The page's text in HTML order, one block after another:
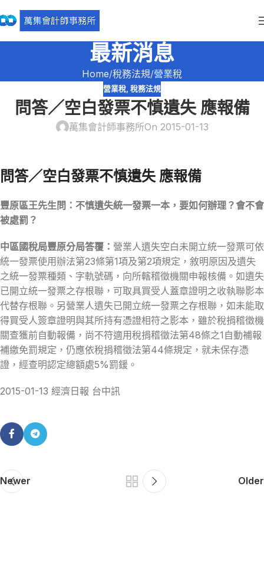
最新消息
Home 稅務法規 營業稅
營業稅, 稅務法規
問答／空白發票不慎遺失 應報備
萬集會計師事務所On 2015-01-13
問答／空白發票不慎遺失 應報備
豐原區王先生問：不慎遺失統一發票一本，要如何辦理？會不會
被處罰？
中區國稅局豐原分局答覆： 營業人遺失空白未開立統一發票可依
統一發票使用辦法第23條第1項及第2項規定，敘明原因及遺失
之統一發票種類、字軌號碼，向所轄稽徵機關申報核備。如遺失
已開立統一發票之存根聯，可取具買受人蓋章證明之收執聯影本
代替存根聯。另營業人遺失已開立統一發票之存根聯，如未能取
得買受人簽章證明與其所持有憑證相符之影本，雖於稅捐稽徵機
關查獲前自動報備，尚不符適用稅捐稽徵法第48條之1自動補報
補繳免罰規定，仍應依稅捐稽徵法第44條規定，就未保存憑
證，經查明認定總額處5%罰鍰。
2015-01-13 經濟日報 台中訊
Newer Older